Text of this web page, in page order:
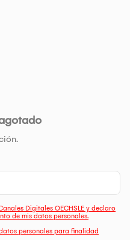
Digitales OECHSLE y declaro
de mis datos personales.
personales para finalidad